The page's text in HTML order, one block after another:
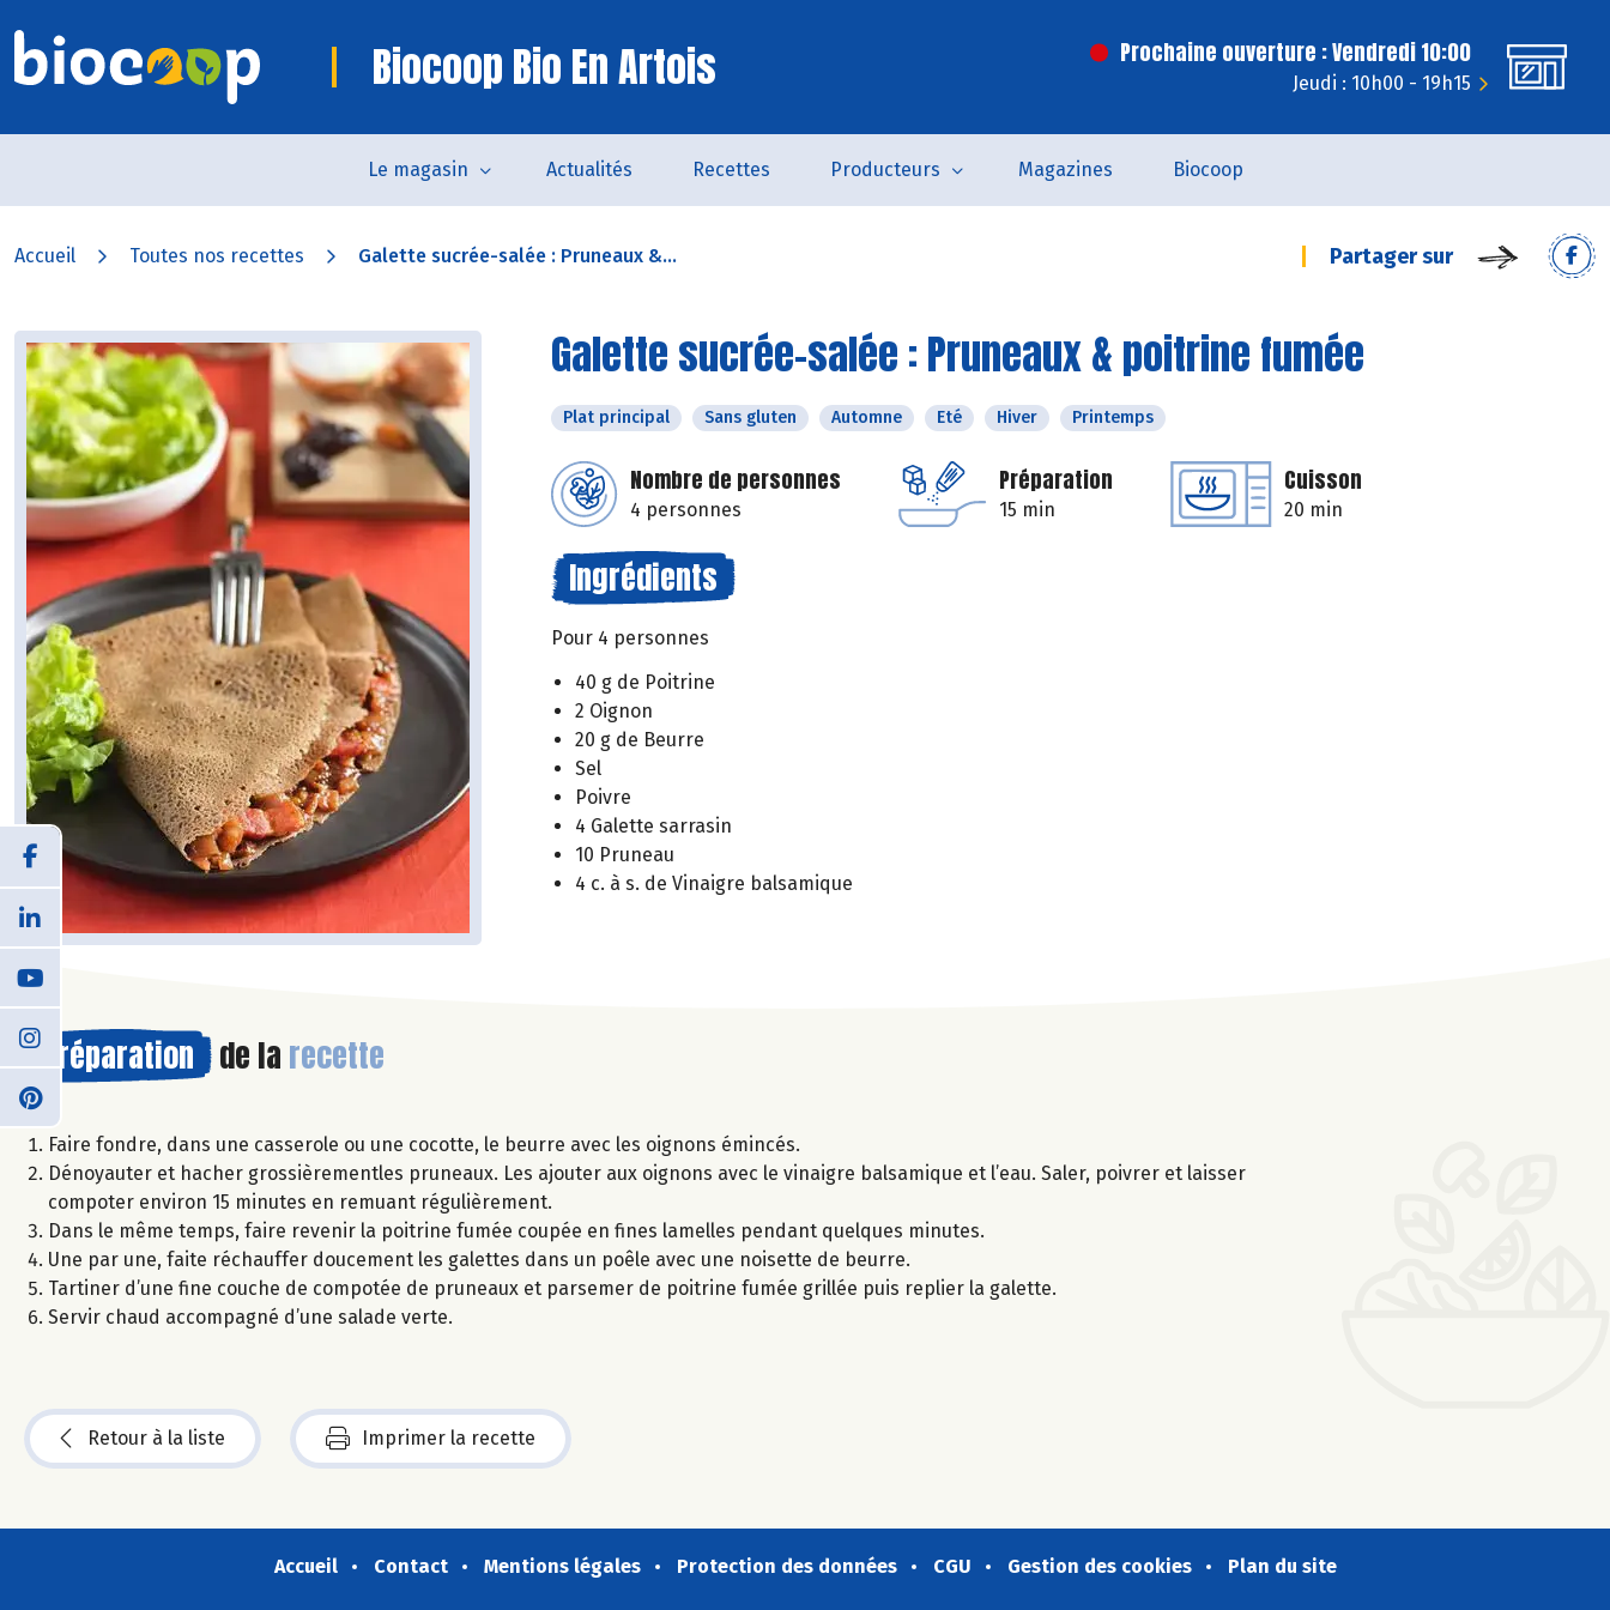
Biocoop Bio En Artois Prochaine ouverture : Vendredi 10:00
Jeudi : 10h00 - 19h15
Le magasin Actualités Recettes Producteurs Magazines Biocoop
Accueil Toutes nos recettes Galette sucrée-salée : Pruneaux &... Partager sur
Galette sucrée-salée : Pruneaux & poitrine fumée
Plat principal Sans gluten Automne Eté Hiver Printemps
Nombre de personnes
4 personnes
Préparation
15 min
Cuisson
20 min
Ingrédients
Pour 4 personnes
40 g de Poitrine
2 Oignon
20 g de Beurre
Sel
Poivre
4 Galette sarrasin
10 Pruneau
4 c. à s. de Vinaigre balsamique
Préparation de la recette
Faire fondre, dans une casserole ou une cocotte, le beurre avec les oignons émincés.
Dénoyauter et hacher grossièrementles pruneaux. Les ajouter aux oignons avec le vinaigre balsamique et l’eau. Saler, poivrer et laisser
compoter environ 15 minutes en remuant régulièrement.
Dans le même temps, faire revenir la poitrine fumée coupée en fines lamelles pendant quelques minutes.
Une par une, faite réchauffer doucement les galettes dans un poêle avec une noisette de beurre.
Tartiner d’une fine couche de compotée de pruneaux et parsemer de poitrine fumée grillée puis replier la galette.
Servir chaud accompagné d’une salade verte.
Retour à la liste Imprimer la recette
Accueil Contact Mentions légales Protection des données CGU Gestion des cookies Plan du site